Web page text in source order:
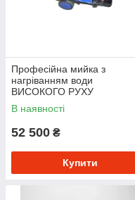
Професійна мийка з
нагріванням води
ВИСОКОГО РУХУ
В наявності
52 500 ₴
Купити